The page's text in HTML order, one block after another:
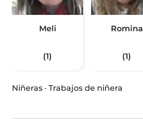
Meli
(1)
Romina
(1)
Niñeras · Trabajos de niñera